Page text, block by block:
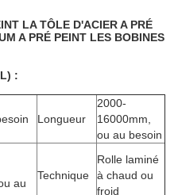
LA TÔLE D'ACIER A PRÉ
A PRÉ PEINT LES BOBINES
:
Longueur
2000-
16000mm,
ou au besoin
au
Technique
Rolle laminé
à chaud ou
froid